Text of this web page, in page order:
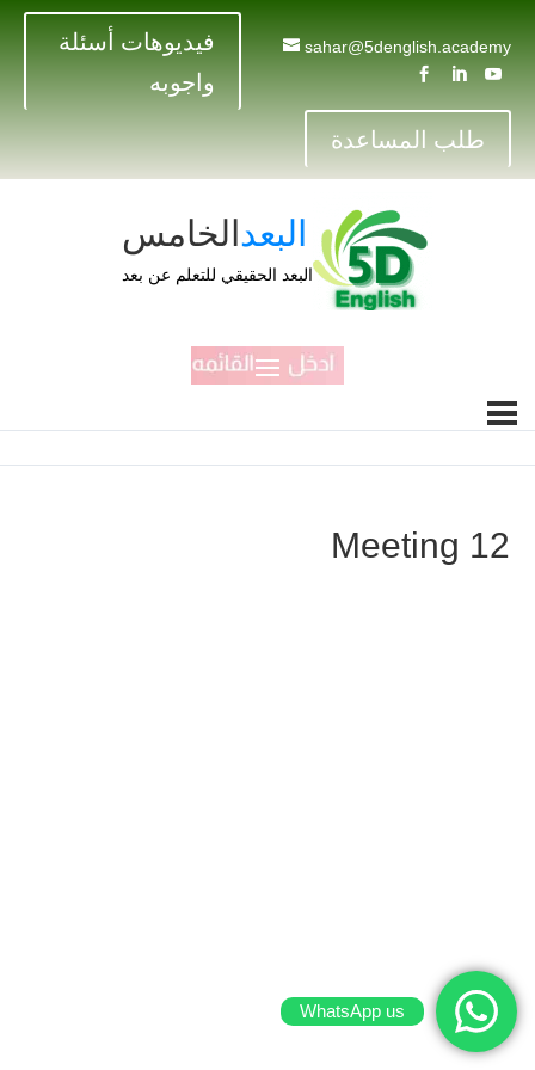
sahar@5denglish.academy
  
فيديوهات أسئلة
واجوبه
طلب المساعدة
البعدالخامس
البعد الحقيقي للتعلم عن بعد
Meeting 12
WhatsApp us